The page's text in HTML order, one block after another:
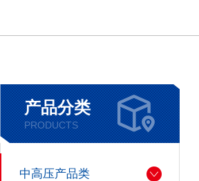
产品分类
PRODUCTS
中高压产品类